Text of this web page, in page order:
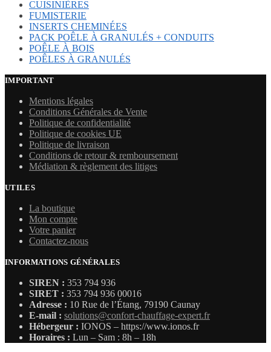
CUISINIÈRES
FUMISTERIE
INSERTS CHEMINÉES
PACK POÊLE À GRANULÉS + CONDUITS
POÊLE À BOIS
POÊLES À GRANULÉS
IMPORTANT
Mentions légales
Conditions Générales de Vente
Politique de confidentialité
Politique de cookies UE
Politique de livraison
Conditions de retour & remboursement
Médiation & règlement des litiges
UTILES
La boutique
Mon compte
Votre panier
Contactez-nous
INFORMATIONS GÉNÉRALES
SIREN : 353 794 936
SIRET : 353 794 936 00016
Adresse : 10 Rue de l’Étang, 79190 Caunay
E-mail : solutions@confort-chauffage-expert.fr
Hébergeur : IONOS – https://www.ionos.fr
Horaires : Lun – Sam : 8h – 18h